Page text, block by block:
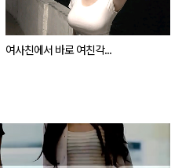
여사친에서 바로 여친각...